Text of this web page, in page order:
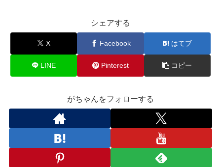
シェアする
X Facebook はてブ
LINE Pinterest コピー
がちゃんをフォローする